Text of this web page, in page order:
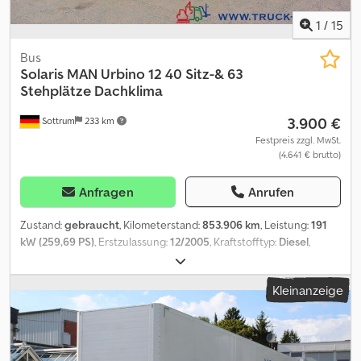
1 / 15
Sottrum 233 km
Bus
Solaris MAN Urbino 12 40 Sitz-& 63
Stehplätze Dachklima
3.900 €
Festpreis zzgl. MwSt.
(4.641 € brutto)
Anfragen Anrufen
Zustand:gebraucht, Kilometerstand:853.906 km, Leistung:191
kW (259,69 PS), Erstzulassung:12/2005, Kraftstofftyp: Diesel,
, Getriebetyp:
Konfiguration:4x2, Leergewicht:11.700 kg, maximales
Ladegewicht:6.300 kg, Gesamtgewicht:18.000 kg,
Emissionsklasse:Euro4, Farbe:Silber , Bremsen: Retarder,
Federung:Luft , Fahrerkabine: Fahrerhaus, Ausstattung:ABS,
Bordcomputer, Kabine, Klimaanlage, Rußfilter, Servolenkung,
Kleinanzeige